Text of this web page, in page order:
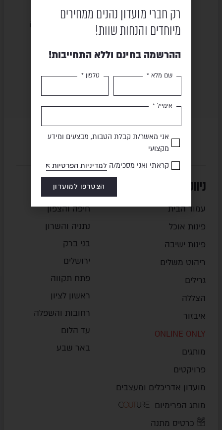
שירות ומקצועיות מוצרים באיכות גבוהה
ניווט מהיר
עמוד הבית
פינות אוכל
פינות ישיבה
ריהוט משלים
גרילים
הצללה
איבזור
ONLINE ONLY
מותגים
פרויקטים
מועדון אדריכלים ומעצבים
מותג הפרימיום
כרטיס מתנה
סניפים
חיפה והצפון
נתניה והשרון
בני ברק
ירושלים
פתח תקווה
ראשון לציון
רחובות והשפלה
עד הלום
באר שבע
רק חברי מועדון נהנים ממחירים
מיוחדים והנחות שוות!
ההרשמה בחינם וללא התחייבות!
שם מלא * טלפון *
אימייל *
אני מאשר/ת קבלת הטבות, מבצעים ומידע
מקצועי
קראתי ואני מסכימ/הלמדיניות הפרטיות
הצטרפו למועדון